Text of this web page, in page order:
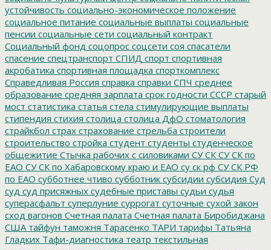
устойчивость социально-экономическое положение
социальное питание социальные выплаты социальные
пенсии социальные сети социальный контракт
Социальный фонд соцопрос соцсети соя спасатели
спасение спецтранспорт СПИД спорт спортивная
акробатика спортивная площадка спорткомплекс
Справедливая Россия справка справки СПЧ среднее
образование средняя зарплата срок годности СССР старый
мост статистика статья стела стимулирующие выплаты
стипендия стихия столица столица ДфО стоматология
страйкбол страх страхование стрельба строители
строительство стройка студент студенты студенческое
общежитие Стычка рабочих с силовиками СУ СКСУ СК по
ЕАО СУ СК по Хабаровскому краю и ЕАО су ск рф СУ СК РФ
по ЕАО субботнее чтиво субботник субсидии субсидия Суд
суд суд присяжных судебные приставы судьи судья
суперасфальт суперлуние суррогат суточные сухой закон
сход вагонов Счетная палата Счетная палата Биробиджана
СШАтайфун таможня Тарасенко ТАРИ тарифы Татьяна
Гладких Тафи-диагностика театр текстильная